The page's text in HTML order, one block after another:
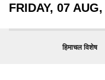
FRIDAY, 07
हिमाचल विशेष